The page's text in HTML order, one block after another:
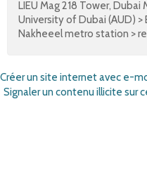
LIEU Mag 218 Tower,
University of Dubai (AUD)
Nakheeel metro station >
Créer un site internet avec e-
Signaler un contenu illicite sur